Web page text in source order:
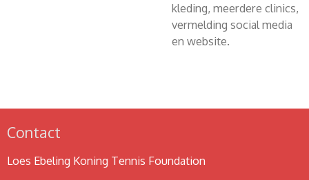
kleding, meerdere clinics,
vermelding social media
en website.
Contact
Loes Ebeling Koning Tennis Foundation